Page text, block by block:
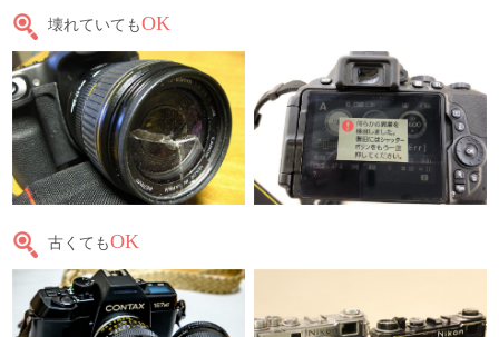
壊れていてもOK
古くてもOK